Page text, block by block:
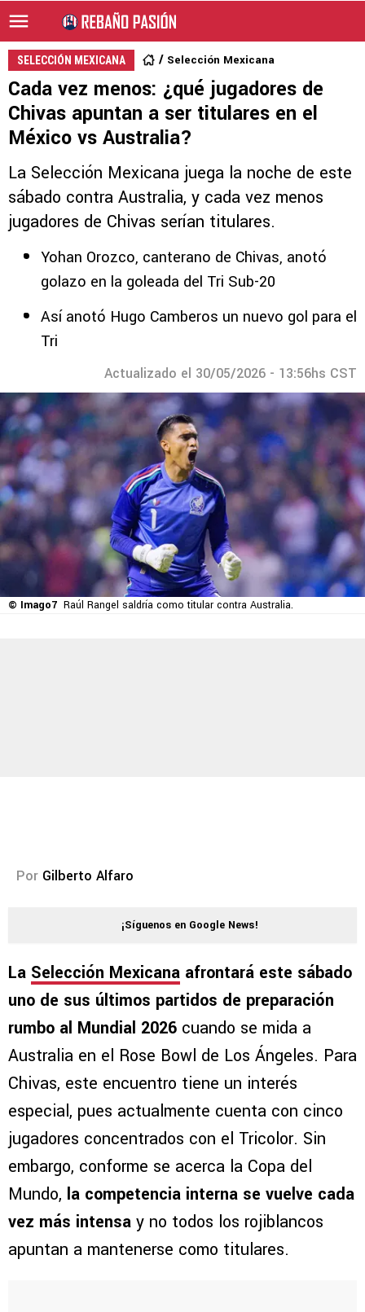
SELECCIÓN MEXICANA Selección Mexicana
Cada vez menos: ¿qué jugadores de
Chivas apuntan a ser titulares en el
México vs Australia?
La Selección Mexicana juega la noche de este
sábado contra Australia, y cada vez menos
jugadores de Chivas serían titulares.
Yohan Orozco, canterano de Chivas, anotó
golazo en la goleada del Tri Sub-20
Así anotó Hugo Camberos un nuevo gol para el
Tri
Actualizado el 30/05/2026 - 13:56hs CST
© Imago7 Raúl Rangel saldría como titular contra Australia.
Por Gilberto Alfaro
¡Síguenos en Google News!
La Selección Mexicana afrontará este sábado
uno de sus últimos partidos de preparación
rumbo al Mundial 2026 cuando se mida a
Australia en el Rose Bowl de Los Ángeles. Para
Chivas, este encuentro tiene un interés
especial, pues actualmente cuenta con cinco
jugadores concentrados con el Tricolor. Sin
embargo, conforme se acerca la Copa del
Mundo, la competencia interna se vuelve cada
vez más intensa y no todos los rojiblancos
apuntan a mantenerse como titulares.